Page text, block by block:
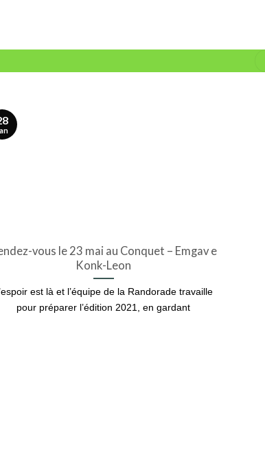
vous le 23 mai au Conquet – Emgav e
Konk-Leon
est là et l’équipe de la Randorade travaille
pour préparer l’édition 2021, en gardant